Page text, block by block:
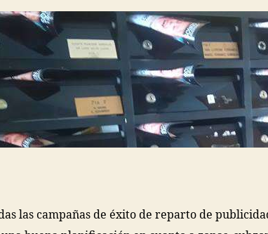
las campañas de éxito de reparto de